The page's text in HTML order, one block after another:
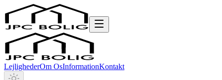
LejlighederOm OsInformationKontakt